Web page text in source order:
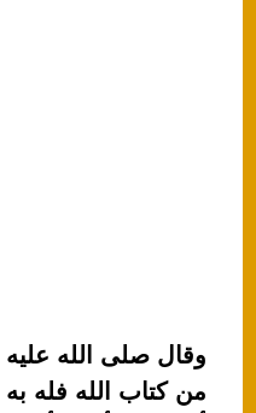
وقال صلى الله
من كتاب الله فله